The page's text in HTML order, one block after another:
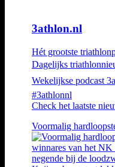
3athlon.nl
Hét grootste
Dagelijks
Wekelijkse podcast
#3athlonnl
Check het laatste
Voormalig